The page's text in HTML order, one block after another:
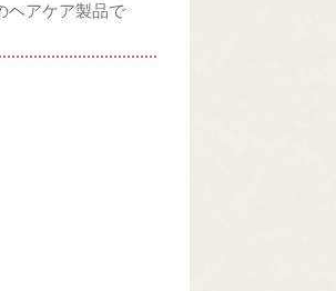
ヘアケア製品で